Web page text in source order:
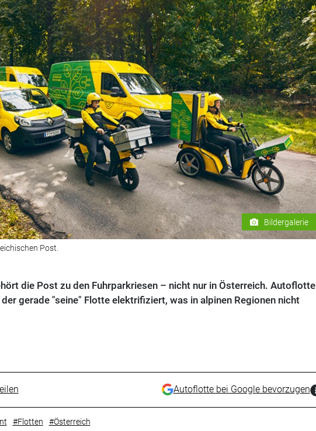
Bildergalerie
Post.
die Post zu den Fuhrparkriesen – nicht nur in Österreich. Autoflotte
gerade "seine" Flotte elektrifiziert, was in alpinen Regionen nicht
Autoflotte bei Google bevorzugen
#Flotten #Österreich